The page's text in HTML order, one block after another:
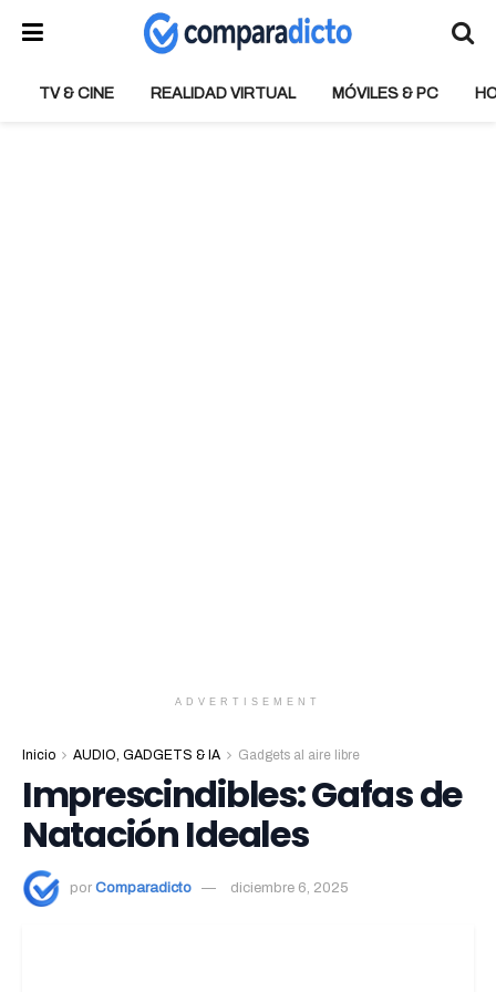
TV & CINE REALIDAD VIRTUAL MÓVILES & PC
ADVERTISEMENT
Inicio AUDIO, GADGETS & IA Gadgets al aire libre
Imprescindibles: Gafas de
Natación Ideales
por Comparadicto diciembre 6, 2025